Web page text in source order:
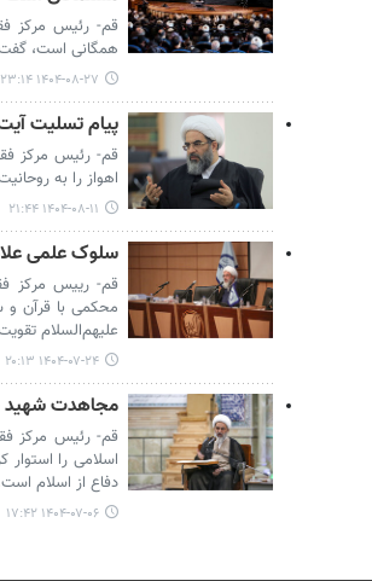
قم- رئیس مرکز
همگانی است،
۱۴۰۴-۰۸-۲۷ ۲۳:۱۴
پیام تسلیت
قم- رئیس مرکز
اهواز را به
۱۴۰۴-۰۸-۱۱ ۲۱:۴۴
سلوک علمی
قم- رییس مرکز
محکمی با قرآن
علیهم‌السلام
۱۴۰۴-۰۷-۲۴ ۲۰:۱۳
مجاهدت شهید
قم- رئیس مرکز
اسلامی را
دفاع از اسلام
۱۴۰۴-۰۷-۰۶ ۱۷:۴۲